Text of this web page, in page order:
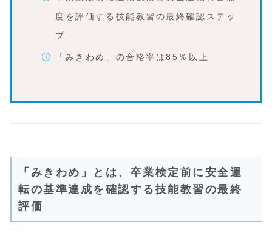
度を評価する技能教習の最終確認ステッ
プ
「みきわめ」の合格率は85％以上
「みきわめ」とは、卒業検定前に安全運
転の基準達成を確認する技能教習の最終
評価